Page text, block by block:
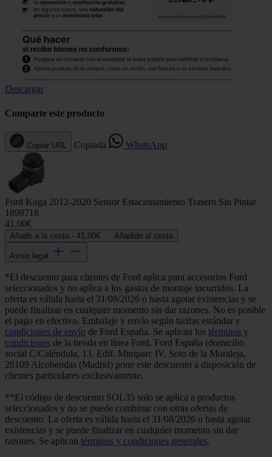
Descargar
Comparte este producto
Copiar URL Copiada WhatsApp
Ford Kuga 2012-2020 Sensor Estacionamiento Trasero Sin Pintar
1899718
41,00€
Añadir a la cesta - 41,00€ Añadido al cesta
Aviso legal
*El descuento para clientes de Ford aplica para accesorios Ford
seleccionados y no aplica a los gastos de montaje incurridos. La
oferta es válida hasta el 31/08/2026 o hasta agotar existencias y se
puede finalizar en cualquier momento sin dar razones. No es posible
el pago en efectivo. Embalaje y envío según tarifas estándar y
condiciones de envío de Ford España. Se aplican los términos y
condiciones de la tienda en línea Ford. Ford España (domicilio
social C/Caléndula, 13, Edif. Miniparc IV, Soto de la Moraleja,
28109 Alcobendas (Madrid) pone este descuento a disposición de
clientes particulares exclusivamente.
**El código de descuento SOL35 solo se aplica a productos
seleccionados y no se puede combinar con otras ofertas de
descuento. La oferta es válida hasta el 31/08/2026 o hasta agotar
existencias y se puede finalizar en cualquier momento sin dar
razones. Se aplican términos y condiciones generales.